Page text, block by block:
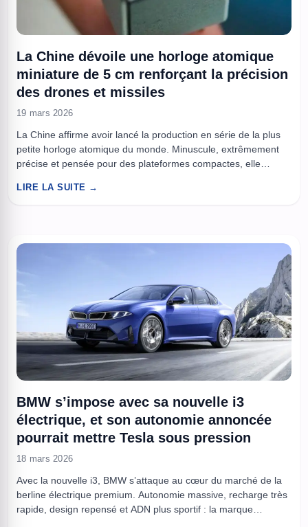
La Chine dévoile une horloge atomique
miniature de 5 cm renforçant la précision
des drones et missiles
19 mars 2026
La Chine affirme avoir lancé la production en série de la plus
petite horloge atomique du monde. Minuscule, extrêmement
précise et pensée pour des plateformes compactes, elle
systèmes sous-marins se repèrent, se synchronisent et
LIRE LA SUITE →
BMW s’impose avec sa nouvelle i3
électrique, et son autonomie annoncée
pourrait mettre Tesla sous pression
18 mars 2026
Avec la nouvelle i3, BMW s’attaque au cœur du marché de la
berline électrique premium. Autonomie massive, recharge très
rapide, design repensé et ADN plus sportif : la marque